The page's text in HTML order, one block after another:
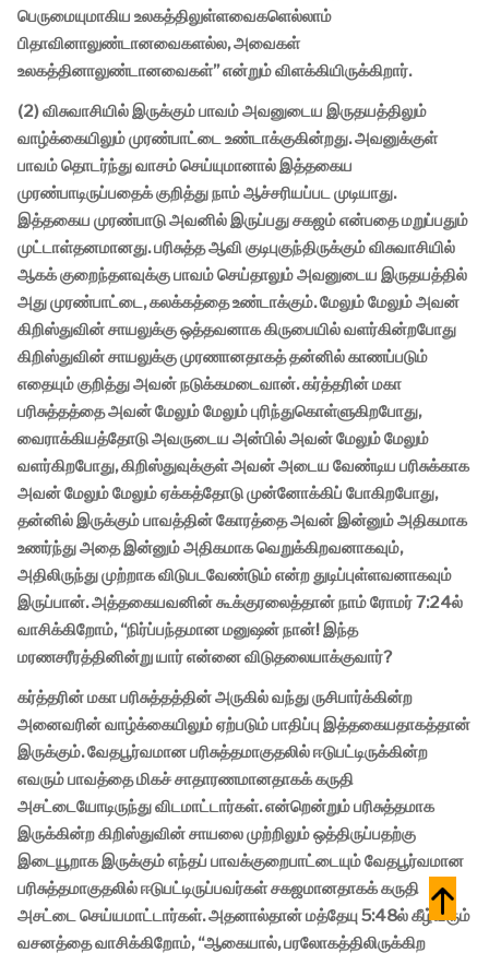
பெருமையுமாகிய உலகத்திலுள்ளவைகளெல்லாம்
பிதாவினாலுண்டானவைகளல்ல, அவைகள்
உலகத்தினாலுண்டானவைகள்” என்றும் விளக்கியிருக்கிறார்.
(2) விசுவாசியில் இருக்கும் பாவம் அவனுடைய இருதயத்திலும்
வாழ்க்கையிலும் முரண்பாட்டை உண்டாக்குகின்றது. அவனுக்குள்
பாவம் தொடர்ந்து வாசம் செய்யுமானால் இத்தகைய
முரண்பாடிருப்பதைக் குறித்து நாம் ஆச்சரியப்பட முடியாது.
இத்தகைய முரண்பாடு அவனில் இருப்பது சகஜம் என்பதை மறுப்பதும்
முட்டாள்தனமானது. பரிசுத்த ஆவி குடிபுகுந்திருக்கும் விசுவாசியில்
ஆகக் குறைந்தளவுக்கு பாவம் செய்தாலும் அவனுடைய இருதயத்தில்
அது முரண்பாட்டை, கலக்கத்தை உண்டாக்கும். மேலும் மேலும் அவன்
கிறிஸ்துவின் சாயலுக்கு ஒத்தவனாக கிருபையில் வளர்கின்றபோது
கிறிஸ்துவின் சாயலுக்கு முரணானதாகத் தன்னில் காணப்படும்
எதையும் குறித்து அவன் நடுக்கமடைவான். கர்த்தரின் மகா
பரிசுத்தத்தை அவன் மேலும் மேலும் புரிந்துகொள்ளுகிறபோது,
வைராக்கியத்தோடு அவருடைய அன்பில் அவன் மேலும் மேலும்
வளர்கிறபோது, கிறிஸ்துவுக்குள் அவன் அடைய வேண்டிய பரிசுக்காக
அவன் மேலும் மேலும் ஏக்கத்தோடு முன்னோக்கிப் போகிறபோது,
தன்னில் இருக்கும் பாவத்தின் கோரத்தை அவன் இன்னும் அதிகமாக
உணர்ந்து அதை இன்னும் அதிகமாக வெறுக்கிறவனாகவும்,
அதிலிருந்து முற்றாக விடுபடவேண்டும் என்ற துடிப்புள்ளவனாகவும்
இருப்பான். அத்தகையவனின் கூக்குரலைத்தான் நாம் ரோமர் 7:24ல்
வாசிக்கிறோம், “நிர்ப்பந்தமான மனுஷன் நான்! இந்த
மரணசரீரத்தினின்று யார் என்னை விடுதலையாக்குவார்?
கர்த்தரின் மகா பரிசுத்தத்தின் அருகில் வந்து ருசிபார்க்கின்ற
அனைவரின் வாழ்க்கையிலும் ஏற்படும் பாதிப்பு இத்தகையதாகத்தான்
இருக்கும். வேதபூர்வமான பரிசுத்தமாகுதலில் ஈடுபட்டிருக்கின்ற
எவரும் பாவத்தை மிகச் சாதாரணமானதாகக் கருதி
அசட்டையோடிருந்து விடமாட்டார்கள். என்றென்றும் பரிசுத்தமாக
இருக்கின்ற கிறிஸ்துவின் சாயலை முற்றிலும் ஒத்திருப்பதற்கு
இடையூறாக இருக்கும் எந்தப் பாவக்குறைபாட்டையும் வேதபூர்வமான
பரிசுத்தமாகுதலில் ஈடுபட்டிருப்பவர்கள் சகஜமானதாகக் கருதி
அசட்டை செய்யமாட்டார்கள். அதனால்தான் மத்தேயு 5:48ல் கீழ்வரும்
வசனத்தை வாசிக்கிறோம், “ஆகையால், பரலோகத்திலிருக்கிற